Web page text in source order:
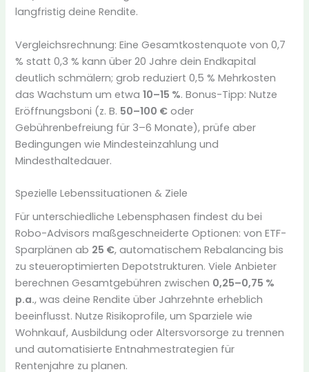
langfristig deine Rendite.
Vergleichsrechnung: Eine Gesamtkostenquote von 0,7
% statt 0,3 % kann über 20 Jahre dein Endkapital
deutlich schmälern; grob reduziert 0,5 % Mehrkosten
das Wachstum um etwa10–15 %. Bonus-Tipp: Nutze
Eröffnungsboni (z. B. 50–100 € oder
Gebührenbefreiung für 3–6 Monate), prüfe aber
Bedingungen wie Mindesteinzahlung und
Mindesthaltedauer.
Spezielle Lebenssituationen & Ziele
Für unterschiedliche Lebensphasen findest du bei
Robo-Advisors maßgeschneiderte Optionen: von ETF-
Sparplänen ab 25 €, automatischem Rebalancing bis
zu steueroptimierten Depotstrukturen. Viele Anbieter
berechnen Gesamtgebühren zwischen 0,25–0,75 %
p.a., was deine Rendite über Jahrzehnte erheblich
beeinflusst. Nutze Risikoprofile, um Sparziele wie
Wohnkauf, Ausbildung oder Altersvorsorge zu trennen
und automatisierte Entnahmestrategien für
Rentenjahre zu planen.